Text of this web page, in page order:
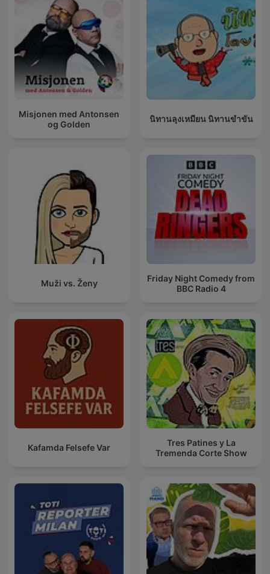
Misjonen med Antonsen
og Golden
นิทานลุงเหมียน นิทานขำขัน
Muži vs. Ženy
Friday Night Comedy from
BBC Radio 4
Kafamda Felsefe Var
Tres Patines y La
Tremenda Corte Show